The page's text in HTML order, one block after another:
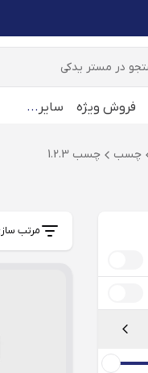
فروش ویژه سایر ...
چسب چسب 1.2.3
مرتب